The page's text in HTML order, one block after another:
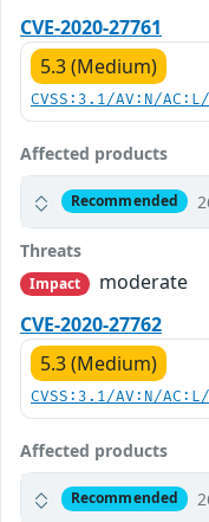
CVE-2020-27761
5.3 (Medium)
CVSS:3.1/AV:N/
Affected products
Recommended
Threats
Impact
moderate
CVE-2020-27762
5.3 (Medium)
CVSS:3.1/AV:N/
Affected products
Recommended